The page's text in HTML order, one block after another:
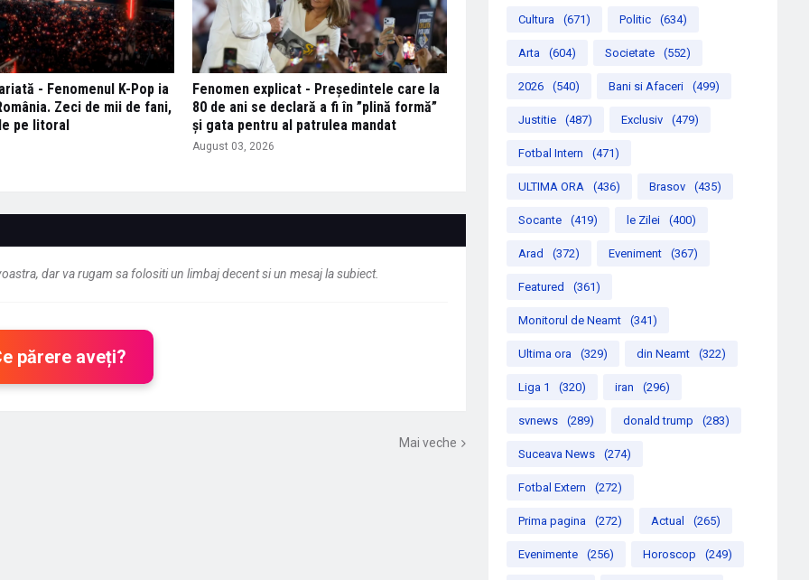
- Fenomenul K-Pop ia
Zeci de mii de fani,
pe litoral
Fenomen explicat - Președintele care la
80 de ani se declară a fi în ”plină formă”
și gata pentru al patrulea mandat
August 03, 2026
dar va rugam sa folositi un limbaj decent si un mesaj la subiect.
părere aveți?
Mai veche
Cultura (671) Politic (634)
Arta (604) Societate (552)
2026 (540) Bani si Afaceri (499)
Justitie (487) Exclusiv (479)
Fotbal Intern (471)
ULTIMA ORA (436) Brasov (435)
Socante (419) le Zilei (400)
Arad (372) Eveniment (367)
Featured (361)
Monitorul de Neamt (341)
Ultima ora (329) din Neamt (322)
Liga 1 (320) iran (296)
svnews (289) donald trump (283)
Suceava News (274)
Fotbal Extern (272)
Prima pagina (272) Actual (265)
Evenimente (256) Horoscop (249)